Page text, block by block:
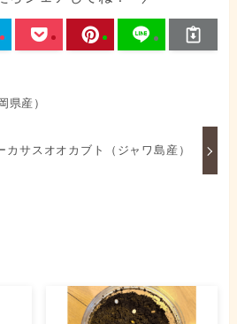
県産）
カサスオオカブト（ジャワ島産）